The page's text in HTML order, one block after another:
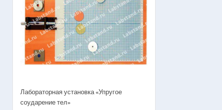
Лабораторная установка «Упругое
соударение тел»